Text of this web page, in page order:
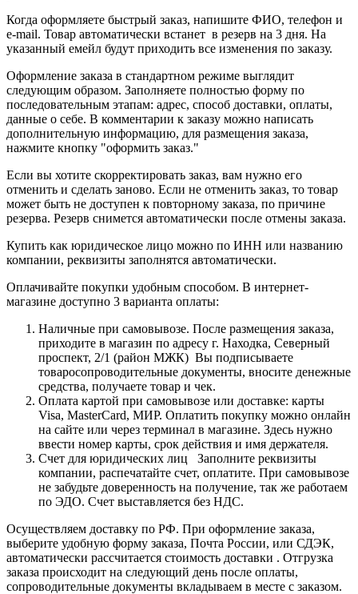
Когда оформляете быстрый заказ, напишите ФИО, телефон и
e-mail. Товар автоматически встанет в резерв на 3 дня. На
указанный емейл будут приходить все изменения по заказу.
Оформление заказа в стандартном режиме выглядит
следующим образом. Заполняете полностью форму по
последовательным этапам: адрес, способ доставки, оплаты,
данные о себе. В комментарии к заказу можно написать
дополнительную информацию, для размещения заказа,
нажмите кнопку "оформить заказ."
Если вы хотите скорректировать заказ, вам нужно его
отменить и сделать заново. Если не отменить заказ, то товар
может быть не доступен к повторному заказа, по причине
резерва. Резерв снимется автоматически после отмены заказа.
Купить как юридическое лицо можно по ИНН или названию
компании, реквизиты заполнятся автоматически.
Оплачивайте покупки удобным способом. В интернет-
магазине доступно 3 варианта оплаты:
Наличные при самовывозе. После размещения заказа,
приходите в магазин по адресу г. Находка, Северный
проспект, 2/1 (район МЖК) Вы подписываете
товаросопроводительные документы, вносите денежные
средства, получаете товар и чек.
Оплата картой при самовывозе или доставке: карты
Visa, MasterCard, МИР. Оплатить покупку можно онлайн
на сайте или через терминал в магазине. Здесь нужно
ввести номер карты, срок действия и имя держателя.
Счет для юридических лиц Заполните реквизиты
компании, распечатайте счет, оплатите. При самовывозе
не забудьте доверенность на получение, так же работаем
по ЭДО. Счет выставляется без НДС.
Осуществляем доставку по РФ. При оформление заказа,
выберите удобную форму заказа, Почта России, или СДЭК,
автоматически рассчитается стоимость доставки . Отгрузка
заказа происходит на следующий день после оплаты,
сопроводительные документы вкладываем в месте с заказом.